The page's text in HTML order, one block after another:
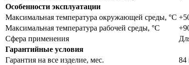
Особенности эксплуатации
Максимальная температура окружающей среды, °С
Максимальная температура рабочей среды, °С
Сфера применения
Гарантийные условия
Гарантия на все изделие, мес.
84